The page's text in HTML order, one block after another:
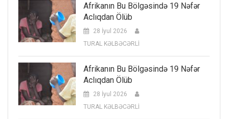
Afrikanın Bu Bölgəsində 19 Nəfər
Aclıqdan Ölüb
28 İyul 2026
TURAL KƏLBƏCƏRLİ
Afrikanın Bu Bölgəsində 19 Nəfər
Aclıqdan Ölüb
28 İyul 2026
TURAL KƏLBƏCƏRLİ